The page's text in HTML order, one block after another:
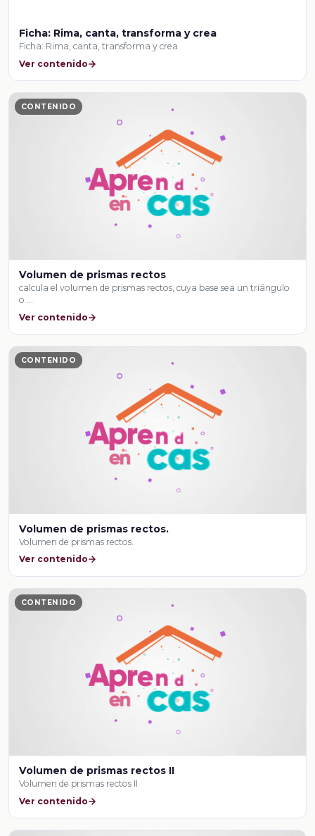
Ficha: Rima, canta, transforma y crea
Ficha: Rima, canta, transforma y crea
Ver contenido
CONTENIDO
Volumen de prismas rectos
calcula el volumen de prismas rectos, cuya base sea un triángulo
o …
Ver contenido
CONTENIDO
Volumen de prismas rectos.
Volumen de prismas rectos.
Ver contenido
CONTENIDO
Volumen de prismas rectos II
Volumen de prismas rectos II
Ver contenido